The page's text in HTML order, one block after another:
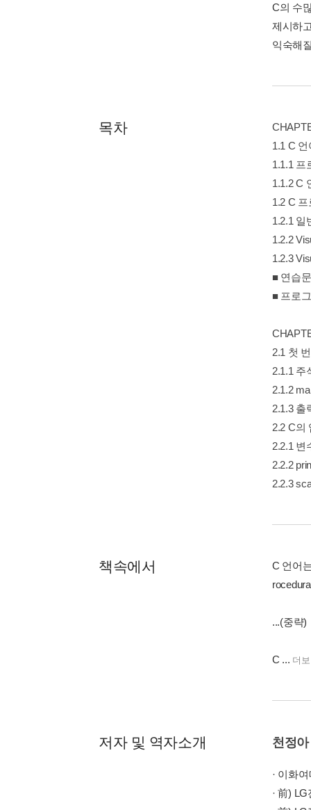
C의 수
제시하
익숙해
목차
1.1 C
1.1.1 프
1.1.2 C
1.2 C
1.2.1 일
1.2.2
1.2.3
■ 연습
■ 프로
2.1 첫
2.1.1 주
2.1.2
2.1.3 출
2.2 C의
2.2.1 변
2.2.2
2.2.3
책속에서
C 언어
...(중략)
C ... 더
저자 및 역자소개 천정아
· 이화
· 前)